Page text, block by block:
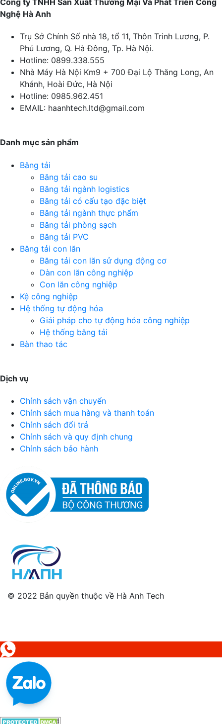
Nghệ Hà Anh
Trụ Sở Chính Số nhà 18, tổ 11, Thôn Trinh Lương, P.
Phú Lương, Q. Hà Đông, Tp. Hà Nội.
Hotline: 0899.338.555
Nhà Máy Hà Nội Km9 + 700 Đại Lộ Thăng Long, An
Khánh, Hoài Đức, Hà Nội
Hotline: 0985.962.451
EMAIL: haanhtech.ltd@gmail.com
Danh mục sản phẩm
Băng tải
Băng tải cao su
Băng tải ngành logistics
Băng tải có cấu tạo đặc biệt
Băng tải ngành thực phẩm
Băng tải phòng sạch
Băng tải PVC
Băng tải con lăn
Băng tải con lăn sử dụng động cơ
Dàn con lăn công nghiệp
Con lăn công nghiệp
Kệ công nghiệp
Hệ thống tự động hóa
Giải pháp cho tự động hóa công nghiệp
Hệ thống băng tải
Bàn thao tác
Dịch vụ
Chính sách vận chuyển
Chính sách mua hàng và thanh toán
Chính sách đổi trả
Chính sách và quy định chung
Chính sách bảo hành
© 2022 Bản quyền thuộc về Hà Anh Tech